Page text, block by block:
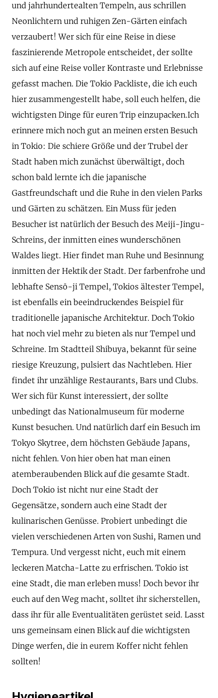
und jahrhundertealten Tempeln, aus schrillen
Neonlichtern und ruhigen Zen-Gärten einfach
verzaubert! Wer sich für eine Reise in diese
faszinierende Metropole entscheidet, der sollte
sich auf eine Reise voller Kontraste und Erlebnisse
gefasst machen. Die Tokio Packliste, die ich euch
hier zusammengestellt habe, soll euch helfen, die
wichtigsten Dinge für euren Trip einzupacken.Ich
erinnere mich noch gut an meinen ersten Besuch
in Tokio: Die schiere Größe und der Trubel der
Stadt haben mich zunächst überwältigt, doch
schon bald lernte ich die japanische
Gastfreundschaft und die Ruhe in den vielen Parks
und Gärten zu schätzen. Ein Muss für jeden
Besucher ist natürlich der Besuch des Meiji-Jingu-
Schreins, der inmitten eines wunderschönen
Waldes liegt. Hier findet man Ruhe und Besinnung
inmitten der Hektik der Stadt. Der farbenfrohe und
lebhafte Sensō-ji Tempel, Tokios ältester Tempel,
ist ebenfalls ein beeindruckendes Beispiel für
traditionelle japanische Architektur. Doch Tokio
hat noch viel mehr zu bieten als nur Tempel und
Schreine. Im Stadtteil Shibuya, bekannt für seine
riesige Kreuzung, pulsiert das Nachtleben. Hier
findet ihr unzählige Restaurants, Bars und Clubs.
Wer sich für Kunst interessiert, der sollte
unbedingt das Nationalmuseum für moderne
Kunst besuchen. Und natürlich darf ein Besuch im
Tokyo Skytree, dem höchsten Gebäude Japans,
nicht fehlen. Von hier oben hat man einen
atemberaubenden Blick auf die gesamte Stadt.
Doch Tokio ist nicht nur eine Stadt der
Gegensätze, sondern auch eine Stadt der
kulinarischen Genüsse. Probiert unbedingt die
vielen verschiedenen Arten von Sushi, Ramen und
Tempura. Und vergesst nicht, euch mit einem
leckeren Matcha-Latte zu erfrischen. Tokio ist
eine Stadt, die man erleben muss! Doch bevor ihr
euch auf den Weg macht, solltet ihr sicherstellen,
dass ihr für alle Eventualitäten gerüstet seid. Lasst
uns gemeinsam einen Blick auf die wichtigsten
Dinge werfen, die in eurem Koffer nicht fehlen
sollten!